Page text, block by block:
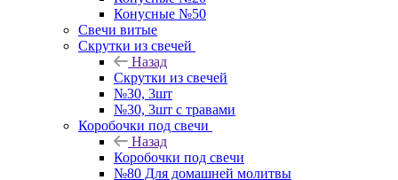
Конусные №50
Свечи витые
Скрутки из свечей
Назад
Скрутки из свечей
№30, 3шт
№30, 3шт с травами
Коробочки под свечи
Назад
Коробочки под свечи
№80 Для домашней молитвы